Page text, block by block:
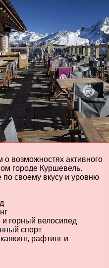
возможностях активного
городе Куршевель.
по своему вкусу и уровню
горный велосипед
спорт
рафтинг и